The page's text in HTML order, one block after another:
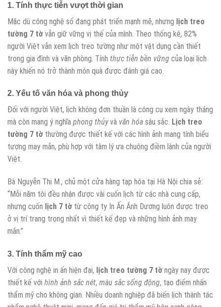
1. Tính thực tiễn vượt thời gian
Mặc dù công nghệ số đang phát triển mạnh mẽ, nhưng lịch treo
tường 7 tờ vẫn giữ vững vị thế của mình. Theo thống kê, 82%
người Việt vẫn xem lịch treo tường như một vật dụng cần thiết
trong gia đình và văn phòng. Tính thực tiễn bền vững của loại lịch
này khiến nó trở thành món quà được đánh giá cao.
2. Yếu tố văn hóa và phong thủy
Đối với người Việt, lịch không đơn thuần là công cụ xem ngày tháng
mà còn mang ý nghĩa phong thủyvà văn hóa sâu sắc. Lịch treo
tường 7 tờ thường được thiết kế với các hình ảnh mang tính biểu
tượng may mắn, phù hợp với tâm lý ưa chuộng điềm lành của người
Việt.
Bà Nguyễn Thị M., chủ một cửa hàng tạp hóa tại Hà Nội chia sẻ:
“Mỗi năm tôi đều nhận được vài cuốn lịch từ các nhà cung cấp,
nhưng cuốn lịch 7 tờ từ công ty In Ấn Ánh Dương luôn được treo
ở vị trí trang trọng nhất vì thiết kế đẹp và những hình ảnh may
mắn.”
3. Tính thẩm mỹ cao
Với công nghệ in ấn hiện đại, lịch treo tường 7 tờ ngày nay được
thiết kế với hình ảnh sắc nét, màu sắc sống động, tạo điểm nhấn
thẩm mỹ cho không gian. Nhiều doanh nghiệp đã biến lịch thành tác